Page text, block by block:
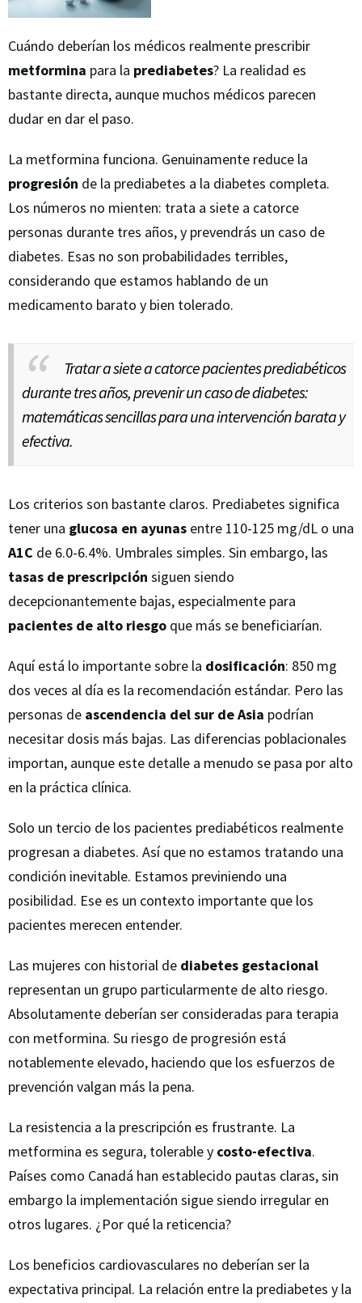
Cuándo deberían los médicos realmente prescribir
metformina para la prediabetes? La realidad es
bastante directa, aunque muchos médicos parecen
dudar en dar el paso.
La metformina funciona. Genuinamente reduce la
progresión de la prediabetes a la diabetes completa.
Los números no mienten: trata a siete a catorce
personas durante tres años, y prevendrás un caso de
diabetes. Esas no son probabilidades terribles,
considerando que estamos hablando de un
medicamento barato y bien tolerado.
Tratar a siete a catorce pacientes prediabéticos
durante tres años, prevenir un caso de diabetes:
matemáticas sencillas para una intervención barata y
efectiva.
Los criterios son bastante claros. Prediabetes significa
tener una glucosa en ayunas entre 110-125 mg/dL o una
A1C de 6.0-6.4%. Umbrales simples. Sin embargo, las
tasas de prescripción siguen siendo
decepcionantemente bajas, especialmente para
pacientes de alto riesgo que más se beneficiarían.
Aquí está lo importante sobre la dosificación: 850 mg
dos veces al día es la recomendación estándar. Pero las
personas de ascendencia del sur de Asia podrían
necesitar dosis más bajas. Las diferencias poblacionales
importan, aunque este detalle a menudo se pasa por alto
en la práctica clínica.
Solo un tercio de los pacientes prediabéticos realmente
progresan a diabetes. Así que no estamos tratando una
condición inevitable. Estamos previniendo una
posibilidad. Ese es un contexto importante que los
pacientes merecen entender.
Las mujeres con historial de diabetes gestacional
representan un grupo particularmente de alto riesgo.
Absolutamente deberían ser consideradas para terapia
con metformina. Su riesgo de progresión está
notablemente elevado, haciendo que los esfuerzos de
prevención valgan más la pena.
La resistencia a la prescripción es frustrante. La
metformina es segura, tolerable y costo-efectiva.
Países como Canadá han establecido pautas claras, sin
embargo la implementación sigue siendo irregular en
otros lugares. ¿Por qué la reticencia?
Los beneficios cardiovasculares no deberían ser la
expectativa principal. La relación entre la prediabetes y la